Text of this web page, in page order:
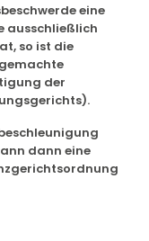
eine
ausschließlich
so ist die
der
dann eine